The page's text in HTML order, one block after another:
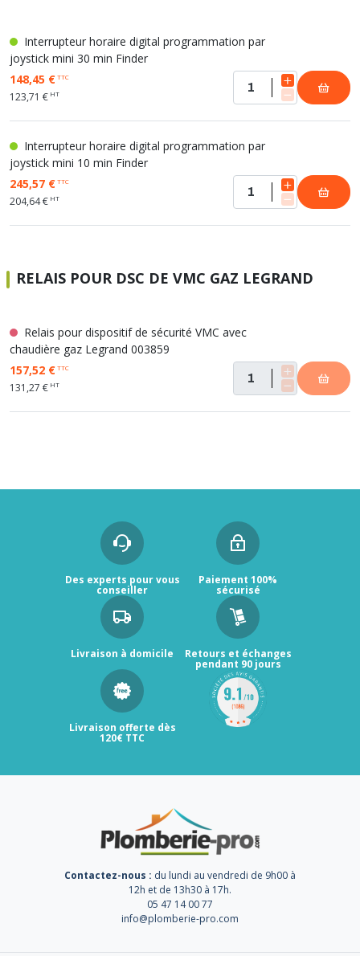
Interrupteur horaire digital programmation par
joystick mini 30 min Finder
148,45 €TTC
123,71 € HT
Interrupteur horaire digital programmation par
joystick mini 10 min Finder
245,57 €TTC
204,64 € HT
RELAIS POUR DSC DE VMC GAZ LEGRAND
Relais pour dispositif de sécurité VMC avec
chaudière gaz Legrand 003859
157,52 €TTC
131,27 € HT
Des experts pour vous
conseiller
Paiement 100%
sécurisé
Livraison à domicile Retours et échanges
pendant 90 jours
Livraison offerte dès
120€ TTC
Contactez-nous : du lundi au vendredi de 9h00 à
12h et de 13h30 à 17h.
05 47 14 00 77
info@plomberie-pro.com